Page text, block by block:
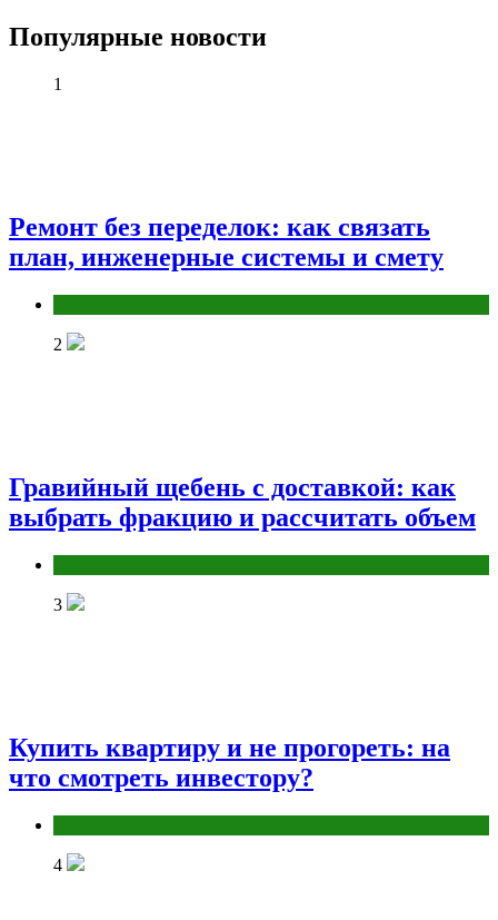
Популярные новости
1
Ремонт без переделок: как связать
план, инженерные системы и смету
2
Гравийный щебень с доставкой: как
выбрать фракцию и рассчитать объем
3
Купить квартиру и не прогореть: на
что смотреть инвестору?
4